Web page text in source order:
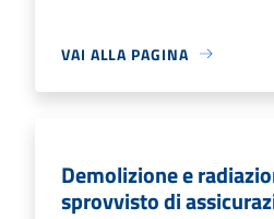
VAI ALLA PAGINA
Demolizione e
sprovvisto di